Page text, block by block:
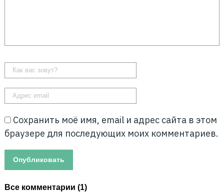
Сохранить моё имя, email и адрес сайта в этом
браузере для последующих моих комментариев.
Все комментарии (1)